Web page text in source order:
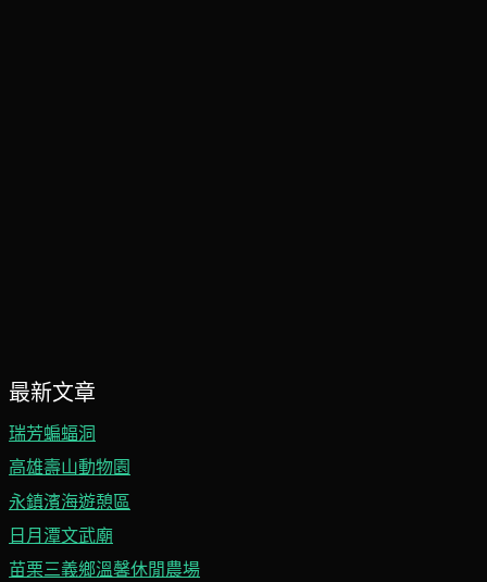
最新文章
瑞芳蝙蝠洞
高雄壽山動物園
永鎮濱海遊憩區
日月潭文武廟
苗栗三義鄉溫馨休閒農場